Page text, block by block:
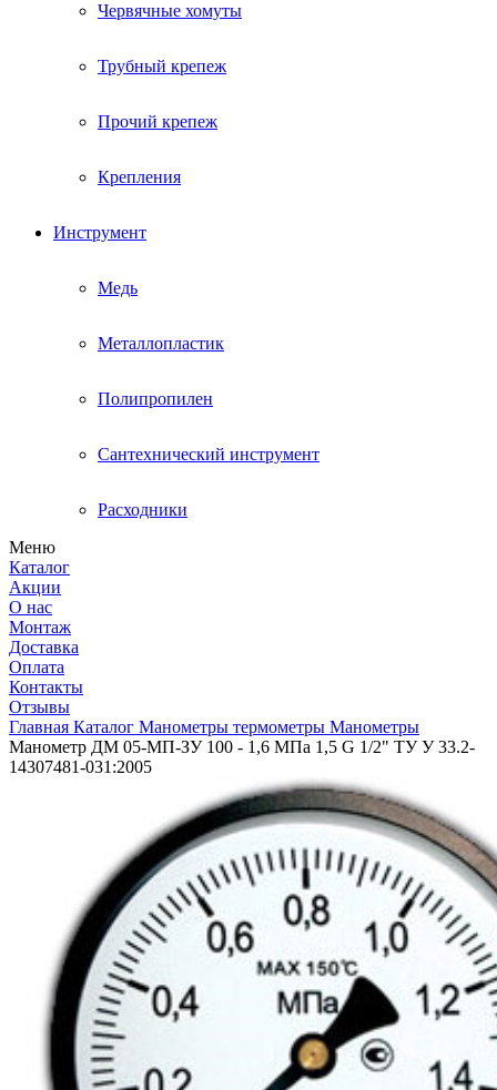
Червячные хомуты
Трубный крепеж
Прочий крепеж
Крепления
Инструмент
Медь
Металлопластик
Полипропилен
Сантехнический инструмент
Расходники
Меню
Каталог
Акции
О нас
Монтаж
Доставка
Оплата
Контакты
Отзывы
Главная Каталог Манометры термометры Манометры
Манометр ДМ 05-МП-ЗУ 100 - 1,6 МПа 1,5 G 1/2" ТУ У 33.2-
14307481-031:2005